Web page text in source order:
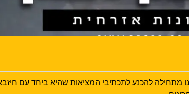
מתחילה להכנע לתכתיבי המציאות שהיא ביחד עם